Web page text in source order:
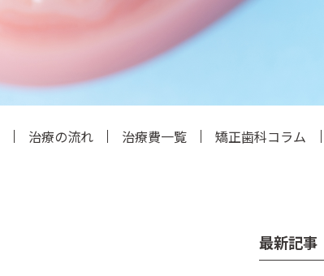
治療の流れ 治療費一覧 矯正歯科コラム
最新記事